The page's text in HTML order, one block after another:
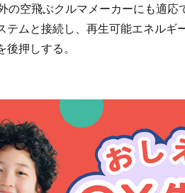
の空飛ぶクルマメーカーにも適
テムと接続し、再生可能エネル
押しする。